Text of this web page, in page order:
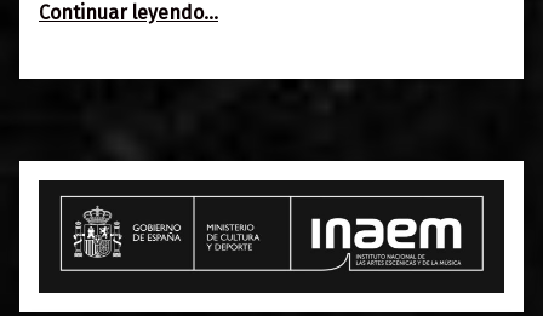
Continuar leyendo…